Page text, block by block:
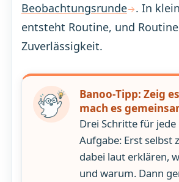
Beobachtungsrunde
. In
entsteht Routine, und
Zuverlässigkeit.
Banoo-Tipp: Zeig
mach es
Drei Schritte für jede
Aufgabe: Erst selbst
dabei laut erklären,
und warum. Dann